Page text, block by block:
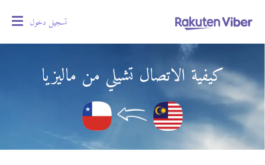
تسجيل دخول
كيفية الاتصال تشيلي من ماليزيا